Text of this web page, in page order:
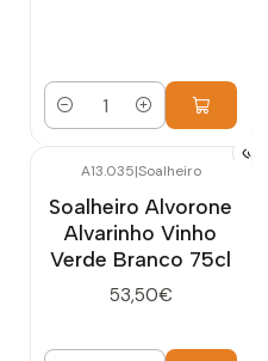
Cantidad
A13.035|Soalheiro
Soalheiro Alvorone
Alvarinho Vinho
Verde Branco 75cl
53,50€